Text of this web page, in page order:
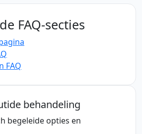
FAQ-secties
FAQ
behandeling
begeleide opties en